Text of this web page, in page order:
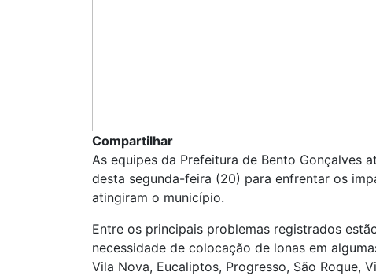
Compartilhar
As equipes da Prefeitura de Bento Gonçalves
desta segunda-feira (20) para enfrentar os
atingiram o município.
Entre os principais problemas registrados
necessidade de colocação de lonas em
Vila Nova, Eucaliptos, Progresso, São Roque,